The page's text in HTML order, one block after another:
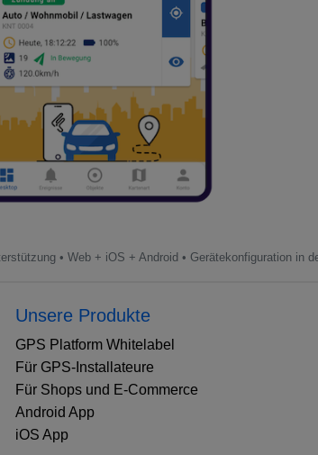
• Web + iOS + Android • Gerätekonfiguration in
Unsere Produkte
GPS Platform Whitelabel
Für GPS-Installateure
Für Shops und E-Commerce
Android App
iOS App